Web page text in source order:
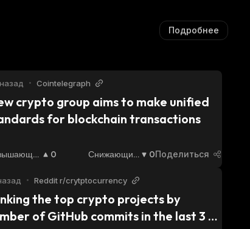
Подробнее
• Cointelegraph
crypto group aims to make unified
0
Снижающий
0Поделиться
• Reddit r/crytptocurrency
the top crypto projects by
of GitHub commits in the last 3